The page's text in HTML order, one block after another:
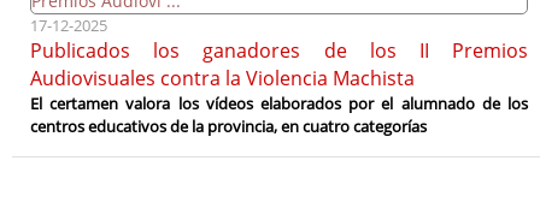
17-12-2025
Publicados los ganadores de los II Premios
Audiovisuales contra la Violencia Machista
El certamen valora los vídeos elaborados por el alumnado de los
centros educativos de la provincia, en cuatro categorías